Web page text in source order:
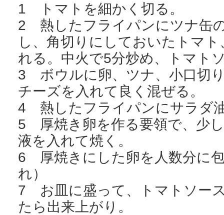
1 トマトを細かく切る。
2 熱したフライパンにツナ缶
し、角切りにしておいたトマ
れる。中火で5分炒め、トマト
3 ボウルに卵、ツナ、小口切
チーズを入れて良く混ぜる。
4 熱したフライパンにサラダ
5 厚焼き卵を作る要領で、少
液を入れて焼く。
6 厚焼きにした卵を人数分に
れ）
7 お皿に盛って、トマトソー
たら出来上がり。